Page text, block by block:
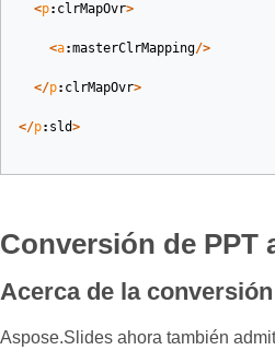
<p: clrMapOvr>
<a:masterClrMapping/>
</p: clrMapOvr>
</p: sld>
Conversión de PPT
Acerca de la conversión
Aspose.Slides ahora también